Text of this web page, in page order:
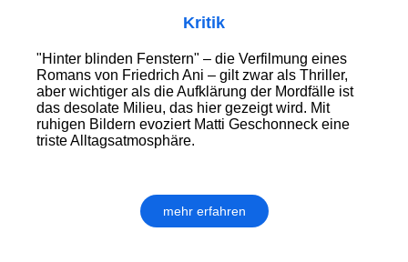
Kritik
"Hinter blinden Fenstern" – die Verfilmung eines
Romans von Friedrich Ani – gilt zwar als Thriller,
aber wichtiger als die Aufklärung der Mordfälle ist
das desolate Milieu, das hier gezeigt wird. Mit
ruhigen Bildern evoziert Matti Geschonneck eine
triste Alltagsatmosphäre.
mehr erfahren